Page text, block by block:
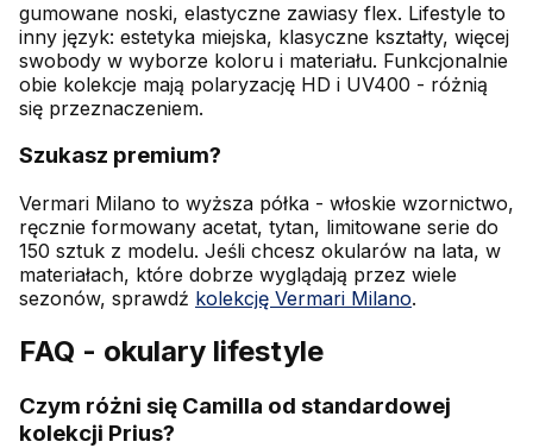
gumowane noski, elastyczne zawiasy flex. Lifestyle to
inny język: estetyka miejska, klasyczne kształty, więcej
swobody w wyborze koloru i materiału. Funkcjonalnie
obie kolekcje mają polaryzację HD i UV400 - różnią
się przeznaczeniem.
Szukasz premium?
Vermari Milano to wyższa półka - włoskie wzornictwo,
ręcznie formowany acetat, tytan, limitowane serie do
150 sztuk z modelu. Jeśli chcesz okularów na lata, w
materiałach, które dobrze wyglądają przez wiele
sezonów, sprawdź kolekcję Vermari Milano.
FAQ - okulary lifestyle
Czym różni się Camilla od standardowej
kolekcji Prius?